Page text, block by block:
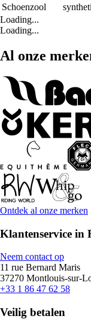
Schoenzool
Loading...
Loading...
Al onze
Ontdek al onze merken
Klantenservice
Neem contact op
11 rue Bernard Maris
37270 Montlouis-sur-
+33 1 86 47 62 58
Veilig betalen